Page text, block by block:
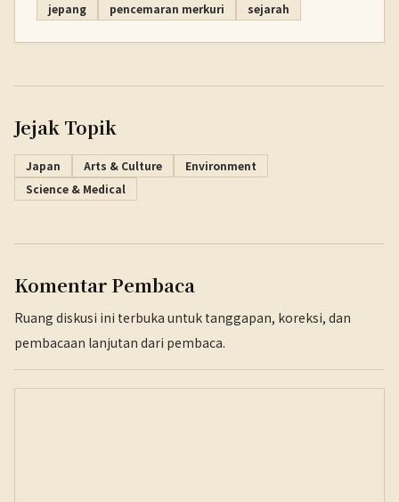
jepang
pencemaran merkuri sejarah
Jejak Topik
Japan Arts & Culture
Environment
Science & Medical
Komentar Pembaca
Ruang diskusi ini terbuka untuk tanggapan, koreksi, dan
pembacaan lanjutan dari pembaca.